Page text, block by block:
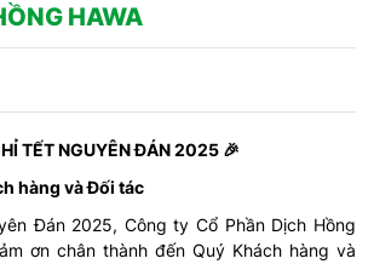
HAWA
TẾT NGUYÊN ĐÁN 2025 🎉
hàng và Đối tác
Đán 2025, Công ty Cổ Phần Dịch Hồng
ơn chân thành đến Quý Khách hàng và